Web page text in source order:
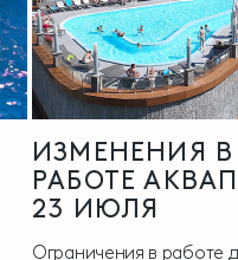
ИЗМЕНЕНИЯ В
РАБОТЕ
23 ИЮЛЯ
Ограничения в работе